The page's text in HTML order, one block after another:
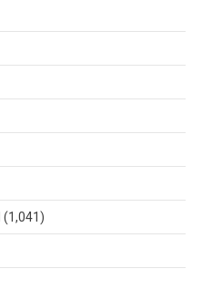
(1,041)